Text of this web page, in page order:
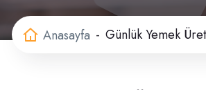
Anasayfa Günlük Yemek